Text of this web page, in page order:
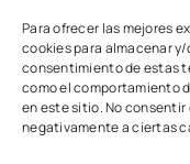
Para ofrecer las mejores
cookies para almacenar
consentimiento de estas
como el comportamiento
en este sitio. No
negativamente a ciertas